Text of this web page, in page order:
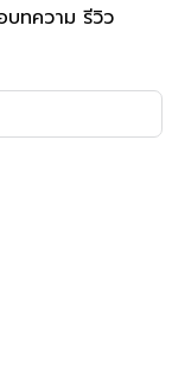
บทความ รีวิว